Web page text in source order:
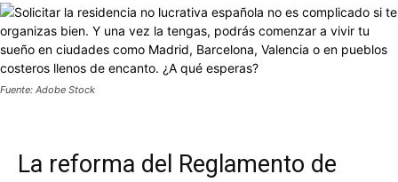
Fuente: Adobe Stock
La reforma del Reglamento de